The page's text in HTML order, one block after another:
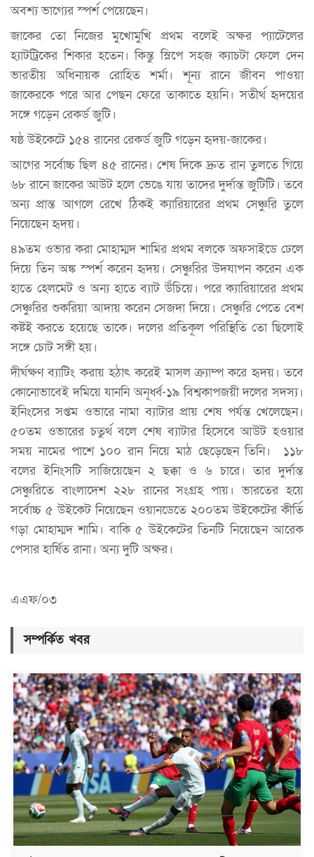
অবশ্য ভাগ্যের স্পর্শ পেয়েছেন।
জাকের তো নিজের মুখোমুখি প্রথম বলেই অক্ষর প্যাটেলের
হ্যাটট্রিকের শিকার হতেন। কিন্তু স্লিপে সহজ ক্যাচটা ফেলে দেন
ভারতীয় অধিনায়ক রোহিত শর্মা। শূন্য রানে জীবন পাওয়া
জাকেরকে পরে আর পেছন ফেরে তাকাতে হয়নি। সতীর্থ হৃদয়ের
সঙ্গে গড়েন রেকর্ড জুটি।
ষষ্ঠ উইকেটে ১৫৪ রানের রেকর্ড জুটি গড়েন হৃদয়-জাকের।
আগের সর্বোচ্চ ছিল ৪৫ রানের। শেষ দিকে দ্রুত রান তুলতে গিয়ে
৬৮ রানে জাকের আউট হলে ভেঙে যায় তাদের দুর্দান্ত জুটিটি। তবে
অন্য প্রান্ত আগলে রেখে ঠিকই ক্যারিয়ারের প্রথম সেঞ্চুরি তুলে
নিয়েছেন হৃদয়।
৪৯তম ওভার করা মোহাম্মদ শামির প্রথম বলকে অফসাইডে ঢেলে
দিয়ে তিন অঙ্ক স্পর্শ করেন হৃদয়। সেঞ্চুরির উদযাপন করেন এক
হাতে হেলমেট ও অন্য হাতে ব্যাট উঁচিয়ে। পরে ক্যারিয়ারের প্রথম
সেঞ্চুরির শুকরিয়া আদায় করেন সেজদা দিয়ে। সেঞ্চুরি পেতে বেশ
কষ্টই করতে হয়েছে তাকে। দলের প্রতিকূল পরিস্থিতি তো ছিলোই
সঙ্গে চোট সঙ্গী হয়।
দীর্ঘক্ষণ ব্যাটিং করায় হঠাৎ করেই মাসল ক্র্যাম্প করে হৃদয়। তবে
কোনোভাবেই দমিয়ে যাননি অনূর্ধ্ব-১৯ বিশ্বকাপজয়ী দলের সদস্য।
ইনিংসের সপ্তম ওভারে নামা ব্যাটার প্রায় শেষ পর্যন্ত খেলেছেন।
৫০তম ওভারের চতুর্থ বলে শেষ ব্যাটার হিসেবে আউট হওয়ার
সময় নামের পাশে ১০০ রান নিয়ে মাঠ ছেড়েছেন তিনি। ১১৮
বলের ইনিংসটি সাজিয়েছেন ২ ছক্কা ও ৬ চারে। তার দুর্দান্ত
সেঞ্চুরিতে বাংলাদেশ ২২৮ রানের সংগ্রহ পায়। ভারতের হয়ে
সর্বোচ্চ ৫ উইকেট নিয়েছেন ওয়ানডেতে ২০০তম উইকেটের কীর্তি
গড়া মোহাম্মদ শামি। বাকি ৫ উইকেটের তিনটি নিয়েছেন আরেক
পেসার হার্ষিত রানা। অন্য দুটি অক্ষর।
এএফ/০৩
সম্পর্কিত খবর